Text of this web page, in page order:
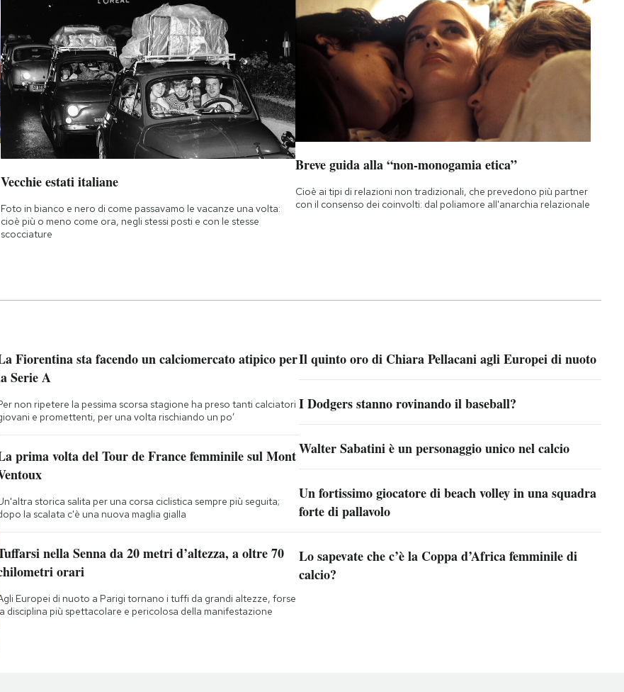
Vecchie estati italiane
Foto in bianco e nero di come passavamo le vacanze una volta:
cioè più o meno come ora, negli stessi posti e con le stesse
scocciature
Breve guida alla “non-monogamia etica”
Cioè ai tipi di relazioni non tradizionali, che prevedono più partner
con il consenso dei coinvolti: dal poliamore all'anarchia relazionale
Fiorentina sta facendo un calciomercato atipico per
Serie A
non ripetere la pessima scorsa stagione ha preso tanti calciatori
e promettenti, per una volta rischiando un po’
prima volta del Tour de France femminile sul Mont
storica salita per una corsa ciclistica sempre più seguita;
la scalata c'è una nuova maglia gialla
nella Senna da 20 metri d’altezza, a oltre 70
orari
Europei di nuoto a Parigi tornano i tuffi da grandi altezze, forse
disciplina più spettacolare e pericolosa della manifestazione
Il quinto oro di Chiara Pellacani agli Europei di nuoto
I Dodgers stanno rovinando il baseball?
Walter Sabatini è un personaggio unico nel calcio
Un fortissimo giocatore di beach volley in una squadra
forte di pallavolo
Lo sapevate che c’è la Coppa d’Africa femminile di
calcio?